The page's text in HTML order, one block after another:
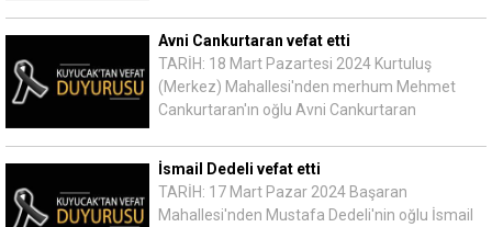
Avni Cankurtaran vefat etti
TARİH: 18 Mart Pazartesi 2024 Kurtuluş
(Merkez) Mahallesi'nden merhum Mehmet
Cankurtaran'ın oğlu Avni Cankurtaran
İsmail Dedeli vefat etti
TARİH: 17 Mart Pazar 2024 Başaran
Mahallesi'nden Mustafa Dedeli'nin oğlu İsmail